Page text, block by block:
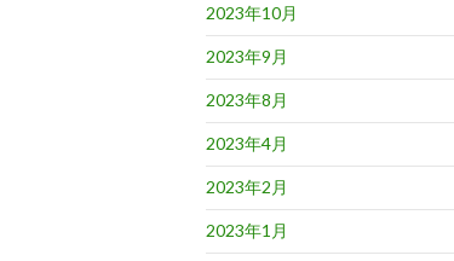
2023年10月
2023年9月
2023年8月
2023年4月
2023年2月
2023年1月